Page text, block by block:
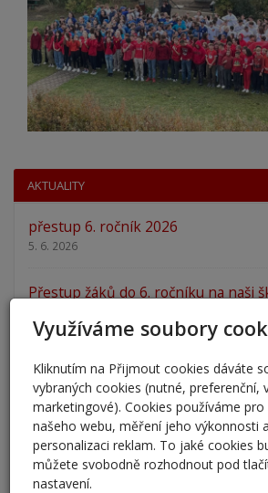
AKTUALITY
přestup 6. ročník 2026
5. 6. 2026
Přestup žáků do 6. ročníku na naši
25. 5. 2026
Odlišná organizace školního roku
27. 2. 2026
Zápis 2026 - výsledky
23. 2. 2026
Využíváme soubory
Kliknutím na Přijmout cookies dáváte
vybraných cookies (nutné, preferenční,
marketingové). Cookies používáme
našeho webu, měření jeho výkonnosti
personalizaci reklam. To jaké cookies
můžete svobodně rozhodnout pod
nastavení.